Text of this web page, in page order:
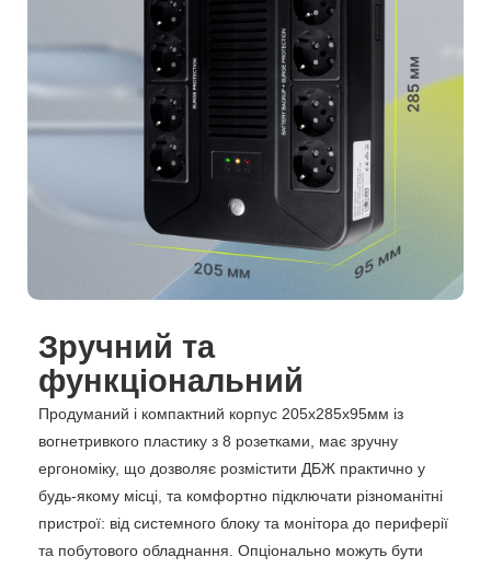
Зручний та
функціональний
Продуманий і компактний корпус 205х285х95мм із
вогнетривкого пластику з 8 розетками, має зручну
ергономіку, що дозволяє розмістити ДБЖ практично у
будь-якому місці, та комфортно підключати різноманітні
пристрої: від системного блоку та монітора до периферії
та побутового обладнання. Опціонально можуть бути